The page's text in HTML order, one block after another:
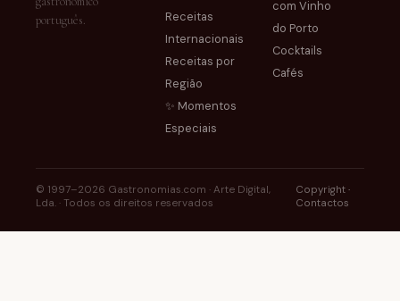
português.
Receitas
Internacionais
Receitas por
Região
✨ Momentos
Especiais
com Vinho
do Porto
Cocktails
Cafés
© 1997–2026 Gastronomias.com · Arte Digital,
Lda. · Todos os direitos reservados
Copyright·
Contactos